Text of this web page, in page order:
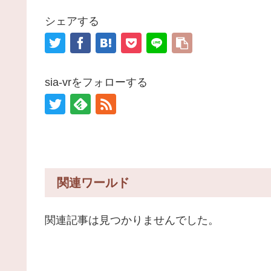
シェアする
sia-vrをフォローする
関連ワールド
関連記事は見つかりませんでした。